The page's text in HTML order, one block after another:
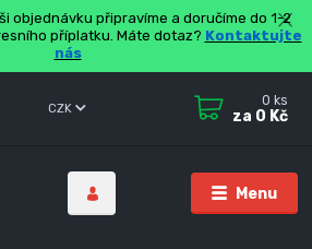
objednávku připravíme a doručíme do 1-2
příplatku. Máte dotaz? Kontaktujte
nás
Menu
CZK 0 ks
za 0 Kč